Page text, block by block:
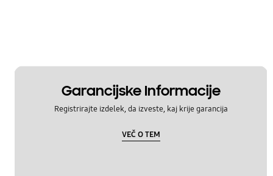
Garancijske Informacije
Registrirajte izdelek, da izveste, kaj krije garancija
VEČ O TEM